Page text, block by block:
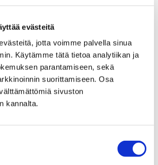
evästeitä
jotta voimme palvella sinua
Käytämme tätä tietoa analytiikan ja
parantamiseen, sekä
suorittamiseen. Osa
sivuston
kannalta.
Rahmaninov-tyyppistä,
maailmanlaajuinen ura pianistina,
ja kapellimestarina. Hän on
muusikkoutta korostavana
PianoDuo ConFuegon pianistit
ja Pauli Kari aloittivat yhteistyön
vuonna 2012. Duon